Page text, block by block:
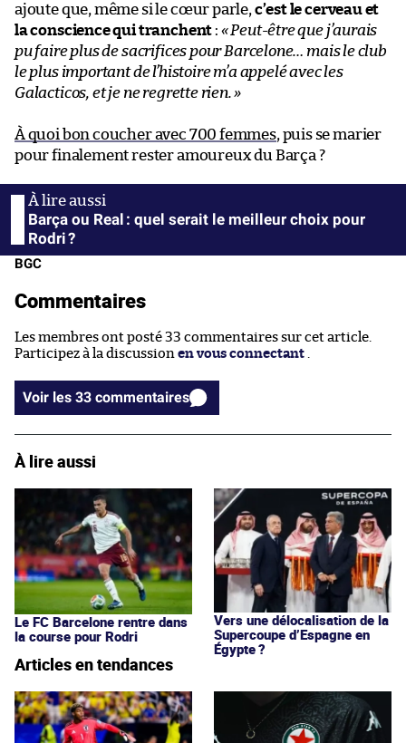
ajoute que, même si le cœur parle, c’est le cerveau et
la conscience qui tranchent : « Peut-être que j’aurais
pu faire plus de sacrifices pour Barcelone… mais le club
le plus important de l’histoire m’a appelé avec les
Galacticos, et je ne regrette rien.»
À quoi bon coucher avec 700 femmes, puis se marier
pour finalement rester amoureux du Barça ?
Barça ou Real : quel serait le meilleur choix pour
Rodri ?
BGC
Commentaires
Les membres ont posté 33 commentaires sur cet article.
Participez à la discussion en vous connectant
Voir les 33 commentaires
À lire aussi
Le FC Barcelone rentre dans
la course pour Rodri
Vers une délocalisation de la
Supercoupe d’Espagne en
Égypte ?
Articles en tendances